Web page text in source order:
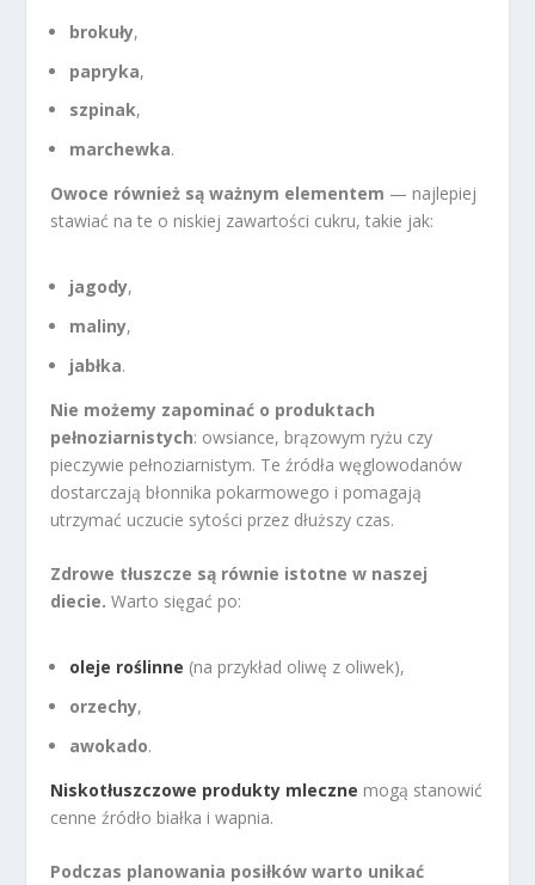
brokuły,
papryka,
szpinak,
marchewka.
Owoce również są ważnym elementem — najlepiej
stawiać na te o niskiej zawartości cukru, takie jak:
jagody,
maliny,
jabłka.
Nie możemy zapominać o produktach
pełnoziarnistych: owsiance, brązowym ryżu czy
pieczywie pełnoziarnistym. Te źródła węglowodanów
dostarczają błonnika pokarmowego i pomagają
utrzymać uczucie sytości przez dłuższy czas.
Zdrowe tłuszcze są równie istotne w naszej
diecie. Warto sięgać po:
oleje roślinne (na przykład oliwę z oliwek),
orzechy,
awokado.
Niskotłuszczowe produkty mleczne mogą stanowić
cenne źródło białka i wapnia.
Podczas planowania posiłków warto unikać